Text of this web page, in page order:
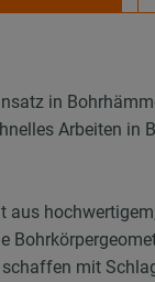
in
Arbeiten in
aus
schaffen mit